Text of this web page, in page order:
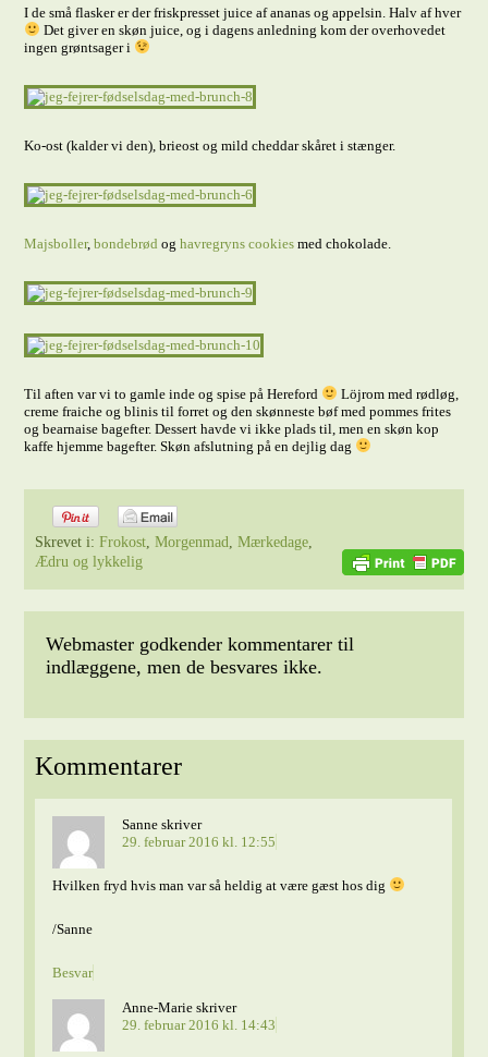
I de små flasker er der friskpresset juice af ananas og appelsin. Halv af hver
Det giver en skøn juice, og i dagens anledning kom der overhovedet
ingen grøntsager i
Ko-ost (kalder vi den), brieost og mild cheddar skåret i stænger.
Majsboller,bondebrødoghavregryns cookiesmed chokolade.
Til aften var vi to gamle inde og spise på Hereford
Löjrom med rødløg,
creme fraiche og blinis til forret og den skønneste bøf med pommes frites
og bearnaise bagefter. Dessert havde vi ikke plads til, men en skøn kop
kaffe hjemme bagefter. Skøn afslutning på en dejlig dag
Skrevet i:Frokost,Morgenmad,Mærkedage,
Ædru og lykkelig
Webmaster godkender kommentarer til
indlæggene, men de besvares ikke.
Kommentarer
Sanne skriver
29. februar 2016 kl. 12:55
Hvilken fryd hvis man var så heldig at være gæst hos dig
/Sanne
Besvar
Anne-Marie skriver
29. februar 2016 kl. 14:43